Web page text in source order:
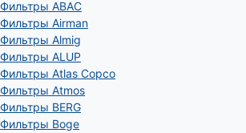
Фильтры ABAC
Фильтры Airman
Фильтры Almig
Фильтры ALUP
Фильтры Atlas Copco
Фильтры Atmos
Фильтры BERG
Фильтры Boge